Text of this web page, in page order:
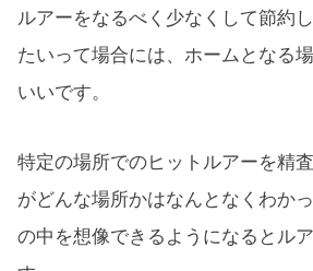
ルアーをなるべく少なくして節約
たいって場合には、ホームとなる
いいです。
特定の場所でのヒットルアーを精
がどんな場所かはなんとなくわか
の中を想像できるようになるとル